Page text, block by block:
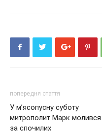
попередня стаття
У м’ясопусну суботу
митрополит Марк молився
за спочилих